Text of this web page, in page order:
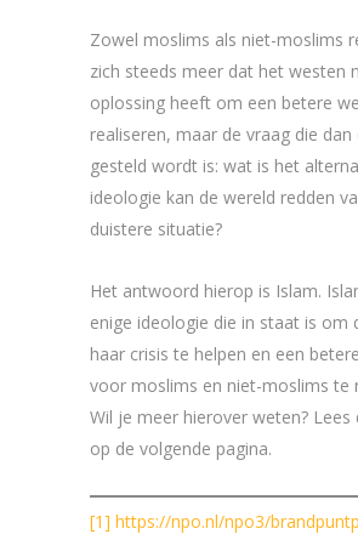
Zowel moslims als niet-moslims
zich steeds meer dat het westen
oplossing heeft om een betere
realiseren, maar de vraag die
gesteld wordt is: wat is het
ideologie kan de wereld redden
duistere situatie?
Het antwoord hierop is Islam.
enige ideologie die in staat is om
haar crisis te helpen en een
voor moslims en niet-moslims te
Wil je meer hierover weten? Lees
op de volgende pagina.
[1] https://npo.nl/npo3/